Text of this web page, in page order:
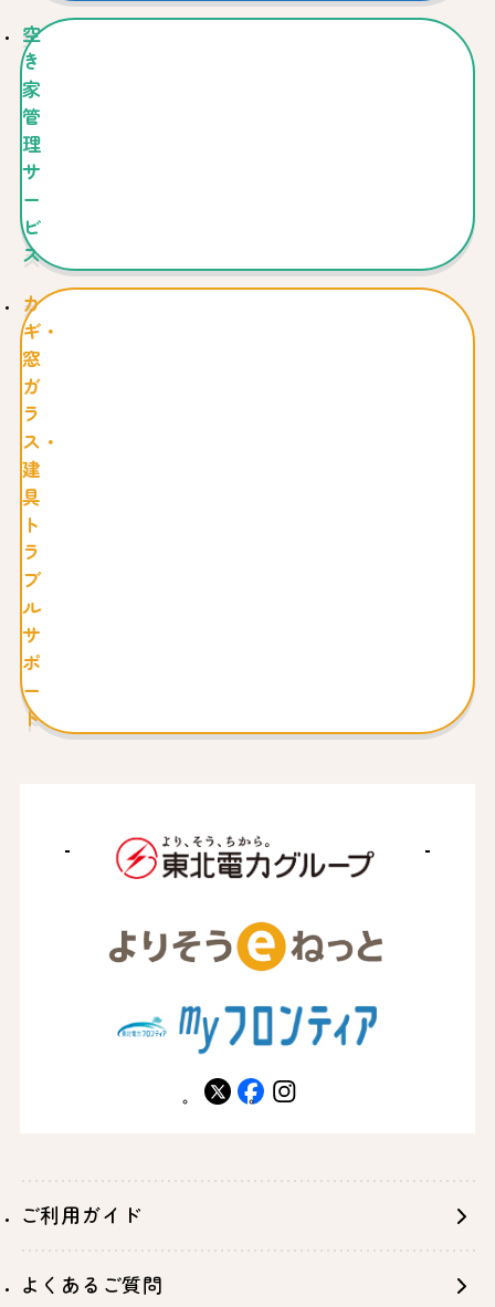
空
き
家
管
理
サ
ー
ビ
ス
カ
ギ・
窓
ガ
ラ
ス・
建
具
ト
ラ
ブ
ル
サ
ポ
ー
ト
X facebookinstagram
ご利用ガイド
よくあるご質問